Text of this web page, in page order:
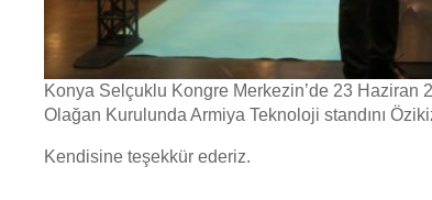
Konya Selçuklu Kongre Merkezin’de 23 Haziran
Olağan Kurulunda Armiya Teknoloji standını
Kendisine teşekkür ederiz.